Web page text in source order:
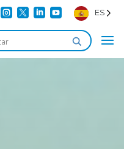
    ES